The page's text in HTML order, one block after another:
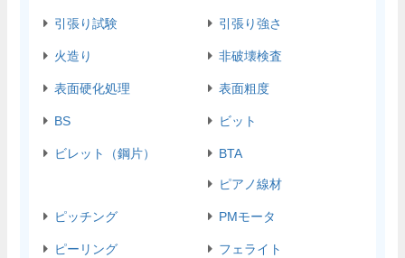
引張り試験 引張り強さ
火造り 非破壊検査
表面硬化処理 表面粗度
BS ビット
ビレット（鋼片） BTA
ピアノ線材
ピッチング PMモータ
ピーリング フェライト